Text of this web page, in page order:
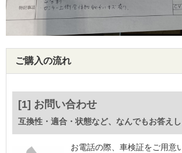
ご購入の流れ
[1] お問い合わせ
互換性・適合・状態など、なんでもお答えし
お電話の際、車検証をご用意